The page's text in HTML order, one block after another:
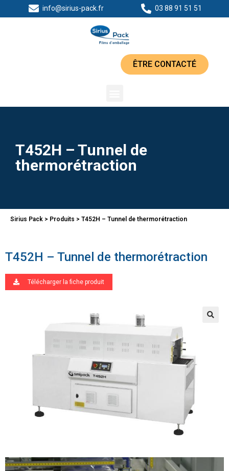
info@sirius-pack.fr 03 88 91 51 51
ÊTRE CONTACTÉ
T452H – Tunnel de
thermorétraction
Sirius Pack > Produits > T452H – Tunnel de thermorétraction
T452H – Tunnel de thermorétraction
Télécharger la fiche produit